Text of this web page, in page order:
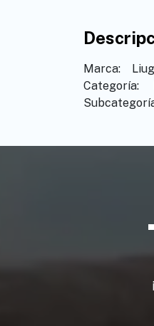
Marca:
Categoría: